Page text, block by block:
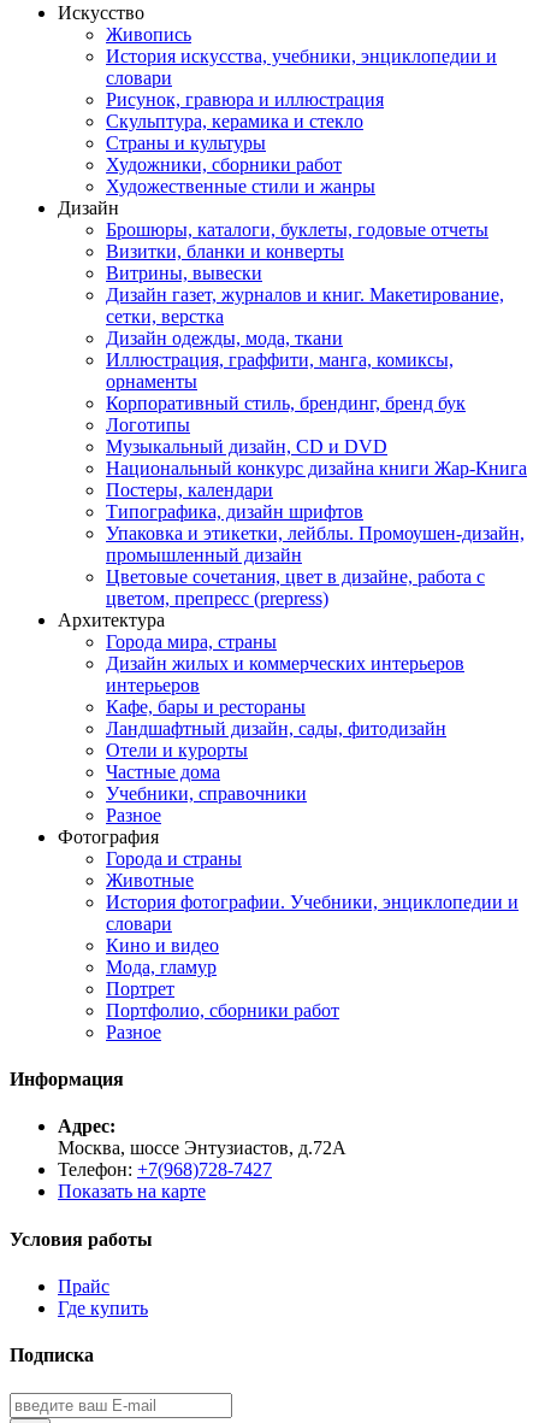
Искусство
Живопись
История искусства, учебники, энциклопедии и
словари
Рисунок, гравюра и иллюстрация
Скульптура, керамика и стекло
Страны и культуры
Художники, сборники работ
Художественные стили и жанры
Дизайн
Брошюры, каталоги, буклеты, годовые отчеты
Визитки, бланки и конверты
Витрины, вывески
Дизайн газет, журналов и книг. Макетирование,
сетки, верстка
Дизайн одежды, мода, ткани
Иллюстрация, граффити, манга, комиксы,
орнаменты
Корпоративный стиль, брендинг, бренд бук
Логотипы
Музыкальный дизайн, СD и DVD
Национальный конкурс дизайна книги Жар-Книга
Постеры, календари
Типографика, дизайн шрифтов
Упаковка и этикетки, лейблы. Промоушен-дизайн,
промышленный дизайн
Цветовые сочетания, цвет в дизайне, работа с
цветом, препресс (prepress)
Архитектура
Города мира, страны
Дизайн жилых и коммерческих интерьеров
интерьеров
Кафе, бары и рестораны
Ландшафтный дизайн, сады, фитодизайн
Отели и курорты
Частные дома
Учебники, справочники
Разное
Фотография
Города и страны
Животные
История фотографии. Учебники, энциклопедии и
словари
Кино и видео
Мода, гламур
Портрет
Портфолио, сборники работ
Разное
Информация
Адрес:
Москва, шоссе Энтузиастов, д.72А
Телефон: +7(968)728-7427
Показать на карте
Условия работы
Прайс
Где купить
Подписка